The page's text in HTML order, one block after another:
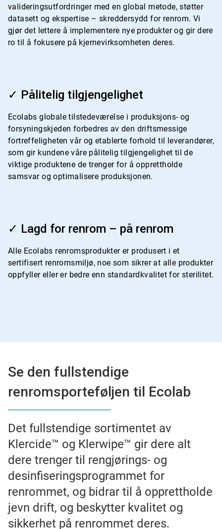
valideringsutfordringer med en global metode, støtter
datasett og ekspertise – skreddersydd for renrom. Vi
gjør det lettere å implementere nye produkter og gir dere
ro til å fokusere på kjernevirksomheten deres.
✓ Pålitelig tilgjengelighet
Ecolabs globale tilstedeværelse i produksjons- og
forsyningskjeden forbedres av den driftsmessige
fortreffeligheten vår og etablerte forhold til leverandører,
som gir kundene våre pålitelig tilgjengelighet til de
viktige produktene de trenger for å opprettholde
samsvar og optimalisere produksjonen.
✓ Lagd for renrom – på renrom
Alle Ecolabs renromsprodukter er produsert i et
sertifisert renromsmiljø, noe som sikrer at alle produkter
oppfyller eller er bedre enn standardkvalitet for sterilitet.
Se den fullstendige
renromsporteføljen til Ecolab
Det fullstendige sortimentet av
Klercide™ og Klerwipe™ gir dere alt
dere trenger til rengjørings- og
desinfiseringsprogrammet for
renrommet, og bidrar til å opprettholde
jevn drift, og beskytter kvalitet og
sikkerhet på renrommet deres.